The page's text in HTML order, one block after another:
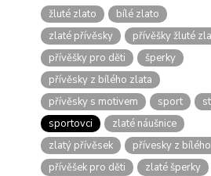
žluté zlato
bílé zlato
zlaté přívěsky
přívěšky žluté
přívěšky pro děti
šperky
přívěsky z bílého zlata
přívěsky s motivem
sport
sportovci
zlaté náušnice
zlatý přívěsek
přívesky z
přívěšek pro děti
zlaté šperky